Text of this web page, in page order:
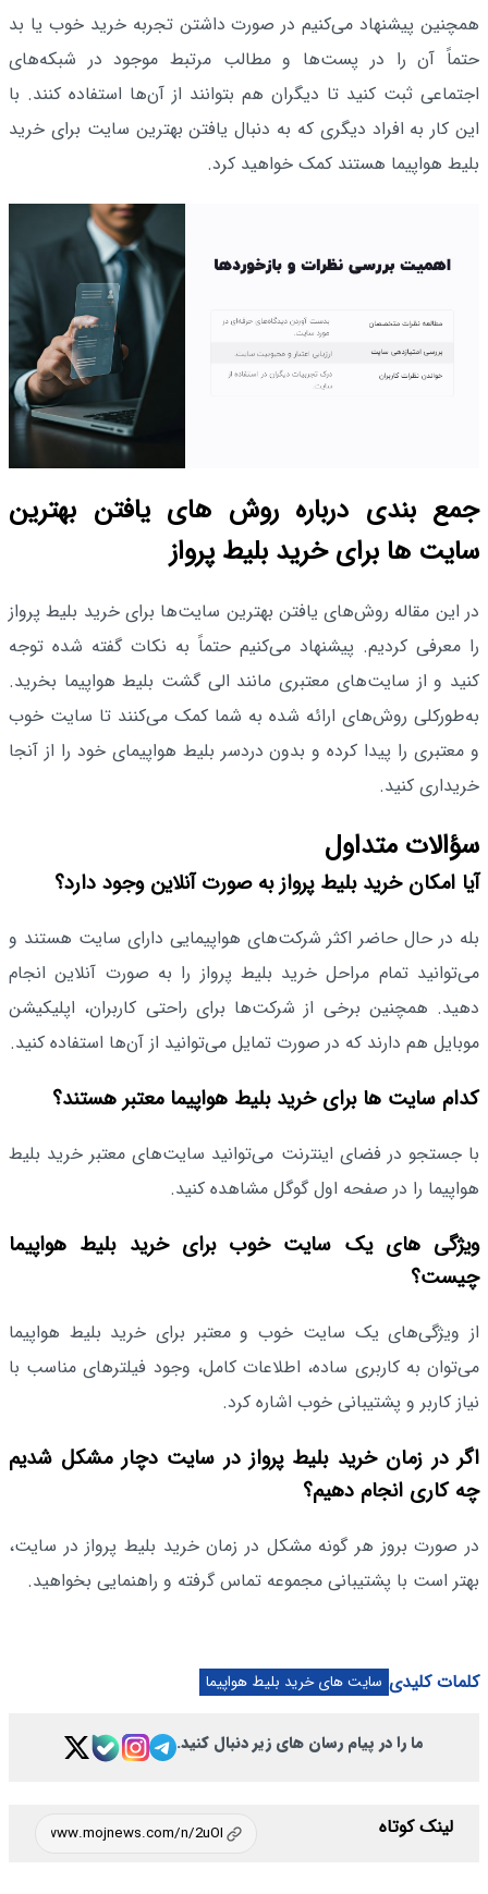
همچنین پیشنهاد می‌کنیم در صورت داشتن تجربه خرید خوب یا بد
حتماً آن را در پست‌ها و مطالب مرتبط موجود در شبکه‌های
اجتماعی ثبت کنید تا دیگران هم بتوانند از آن‌ها استفاده کنند. با
این کار به افراد دیگری که به دنبال یافتن بهترین سایت برای خرید
بلیط هواپیما هستند کمک خواهید کرد.
جمع‌ بندی درباره روش‌ های یافتن بهترین
سایت‌ ها برای خرید بلیط پرواز
در این مقاله روش‌های یافتن بهترین سایت‌ها برای خرید بلیط پرواز
را معرفی کردیم. پیشنهاد می‌کنیم حتماً به نکات گفته شده توجه
کنید و از سایت‌های معتبری مانند الی گشت بلیط هواپیما بخرید.
به‌طورکلی روش‌های ارائه شده به شما کمک می‌کنند تا سایت خوب
و معتبری را پیدا کرده و بدون دردسر بلیط هواپیمای خود را از آنجا
خریداری کنید.
سؤالات متداول
آیا امکان خرید بلیط پرواز به صورت آنلاین وجود دارد؟
بله در حال حاضر اکثر شرکت‌های هواپیمایی دارای سایت هستند و
می‌توانید تمام مراحل خرید بلیط پرواز را به صورت آنلاین انجام
دهید. همچنین برخی از شرکت‌ها برای راحتی کاربران، اپلیکیشن
موبایل هم دارند که در صورت تمایل می‌توانید از آن‌ها استفاده کنید.
کدام سایت‌ ها برای خرید بلیط هواپیما معتبر هستند؟
با جستجو در فضای اینترنت می‌توانید سایت‌های معتبر خرید بلیط
هواپیما را در صفحه اول گوگل مشاهده کنید.
ویژگی‌ های یک سایت خوب برای خرید بلیط هواپیما
چیست؟
از ویژگی‌های یک سایت خوب و معتبر برای خرید بلیط هواپیما
می‌توان به کاربری ساده، اطلاعات کامل، وجود فیلترهای مناسب با
نیاز کاربر و پشتیبانی خوب اشاره کرد.
اگر در زمان خرید بلیط پرواز در سایت دچار مشکل شدیم
چه کاری انجام دهیم؟
در صورت بروز هر گونه مشکل در زمان خرید بلیط پرواز در سایت،
بهتر است با پشتیبانی مجموعه تماس گرفته و راهنمایی بخواهید.
کلمات کلیدی سایت‌ های خرید بلیط هواپیما
ما را در پیام رسان های زیر دنبال کنید.
لینک کوتاه